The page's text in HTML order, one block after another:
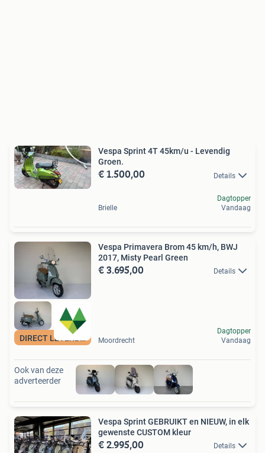
Vespa Sprint 4T 45km/u - Levendig
Groen.
€ 1.500,00 Details
Brielle
Dagtopper
Vandaag
Vespa Primavera Brom 45 km/h, BWJ
2017, Misty Pearl Green
€ 3.695,00 Details
Moordrecht
Dagtopper
Vandaag
Ook van deze
adverteerder
Vespa Sprint GEBRUIKT en NIEUW, in elk
gewenste CUSTOM kleur
€ 2.995,00 Details